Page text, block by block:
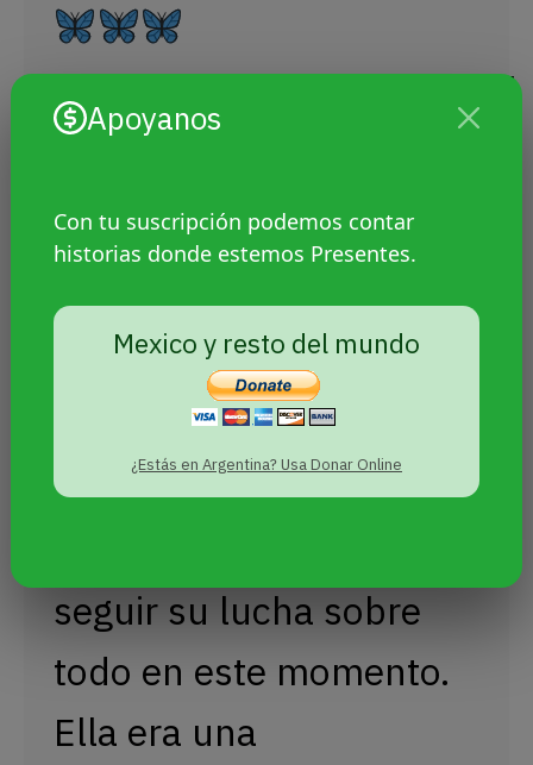
Apoyanos
Con tu suscripción podemos contar
historias donde estemos Presentes.
Mexico y resto del mundo
¿Estás en Argentina? Usa Donar Online
pic.twitter.com/lUDFZ6nCr1
[AHORA]@obertiiibelen
vino a Plaza Congreso
para recordar a ”la
compañera
seguir su lucha sobre
todo en este momento.
Ella era una